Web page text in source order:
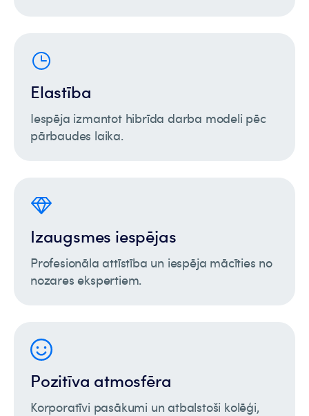
Elastība
Iespēja izmantot hibrīda darba modeli pēc
pārbaudes laika.
Izaugsmes iespējas
Profesionāla attīstība un iespēja mācīties no
nozares ekspertiem.
Pozitīva atmosfēra
Korporatīvi pasākumi un atbalstoši kolēģi,